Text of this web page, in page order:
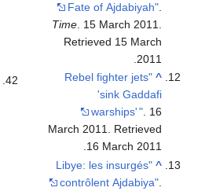
Fate of Ajdabiyah"
Time . 15 March 2011
Retrieved 15 March
2011
^
"Rebel fighter jets
'sink Gaddafi
warships' ". 16
March 2011. Retrieved
16 March 2011
.
^
"Libye: les insurgés
contrôlent Ajdabiya"